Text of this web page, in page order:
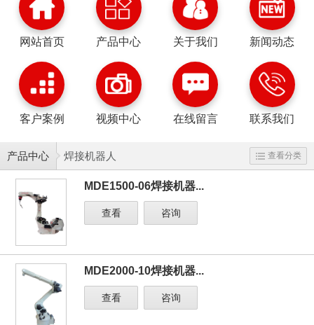
网站首页 产品中心 关于我们 新闻动态
客户案例 视频中心 在线留言 联系我们
产品中心 焊接机器人 查看分类
MDE1500-06焊接机器...
查看 咨询
MDE2000-10焊接机器...
查看 咨询